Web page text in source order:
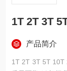
1T 2T 3T
产品简介
1T 2T 3T 5T 10T